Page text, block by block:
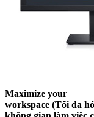
Maximize your
workspace (Tối đa